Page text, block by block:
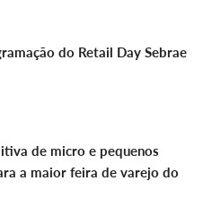
do Retail Day Sebrae
de micro e pequenos
a maior feira de varejo do